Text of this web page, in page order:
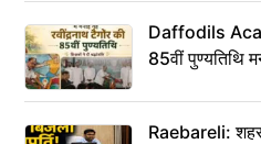
Daffodils
85वीं पुण्यतिथि
Raebareli: शहर